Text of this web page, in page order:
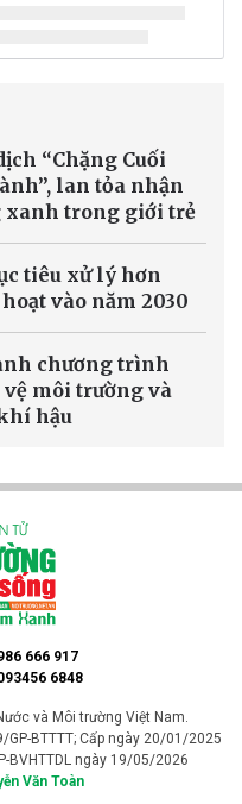
“Chặng Cuối
lan tỏa nhận
xanh trong giới trẻ
tiêu xử lý hơn
vào năm 2030
chương trình
môi trường và
hậu
666 917
6848
và Môi trường Việt Nam.
BTTTT; Cấp ngày 20/01/2025
BVHTTDL ngày 19/05/2026
Văn Toàn